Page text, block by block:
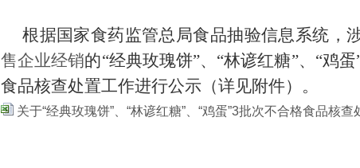
根据国家食药监管总局食品抽验信息系统，
售企业经销的“经典玫瑰饼”、“林谚红糖”、“鸡
食品核查处置工作进行公示（详见附件）。
关于“经典玫瑰饼”、“林谚红糖”、“鸡蛋”3批次不合格食品核